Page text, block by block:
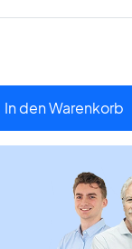
In den Warenkorb